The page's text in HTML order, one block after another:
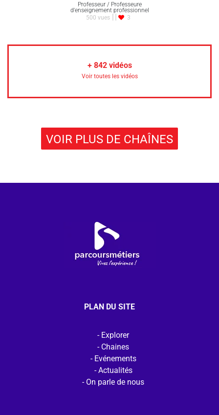
Professeur / Professeure
d'enseignement professionnel
500 vues
3
+ 842vidéos
Voir toutes les vidéos
VOIR PLUS DE CHAÎNES
PLAN DU SITE
Explorer
Chaines
Evénements
Actualités
On parle de nous